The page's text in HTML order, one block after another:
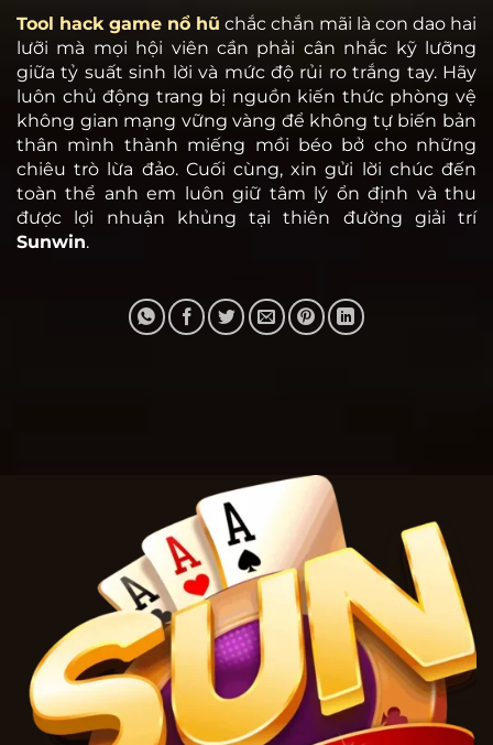
Tool hack game nổ hũ chắc chắn mãi là con dao hai
lưỡi mà mọi hội viên cần phải cân nhắc kỹ lưỡng
giữa tỷ suất sinh lời và mức độ rủi ro trắng tay. Hãy
luôn chủ động trang bị nguồn kiến thức phòng vệ
không gian mạng vững vàng để không tự biến bản
thân mình thành miếng mồi béo bở cho những
chiêu trò lừa đảo. Cuối cùng, xin gửi lời chúc đến
toàn thể anh em luôn giữ tâm lý ổn định và thu
được lợi nhuận khủng tại thiên đường giải trí
Sunwin.